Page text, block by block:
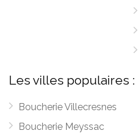
Les villes populaires :
Boucherie Villecresnes
Boucherie Meyssac